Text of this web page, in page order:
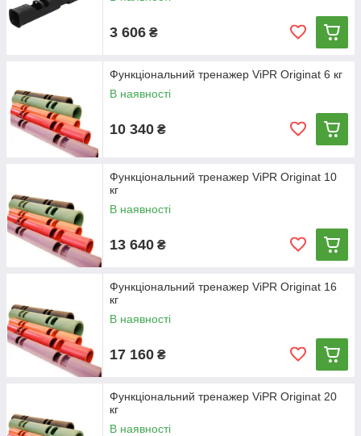
3 606 ₴
Функціональний тренажер ViPR Originat 6 кг
В наявності
10 340 ₴
Функціональний тренажер ViPR Originat 10
кг
В наявності
13 640 ₴
Функціональний тренажер ViPR Originat 16
кг
В наявності
17 160 ₴
Функціональний тренажер ViPR Originat 20
кг
В наявності